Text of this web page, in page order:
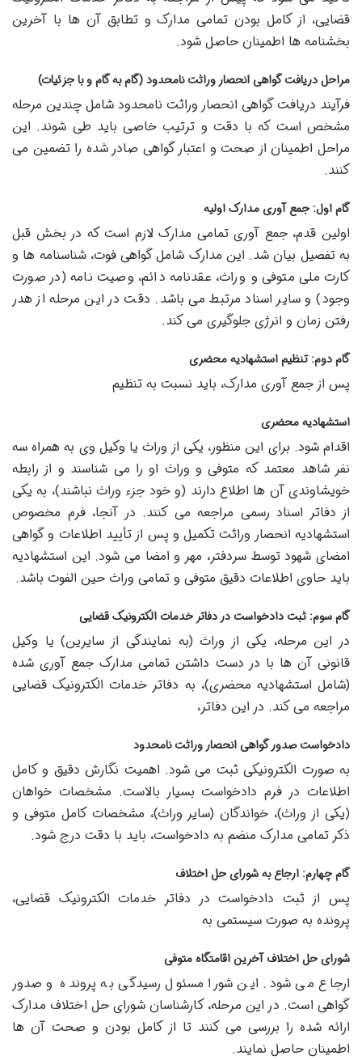
قضایی، از کامل بودن تمامی مدارک و تطابق آن ها با آخرین
بخشنامه ها اطمینان حاصل شود.
مراحل دریافت گواهی انحصار وراثت نامحدود (گام به گام و با جزئیات)
فرآیند دریافت گواهی انحصار وراثت نامحدود شامل چندین مرحله
مشخص است که با دقت و ترتیب خاصی باید طی شوند. این
مراحل اطمینان از صحت و اعتبار گواهی صادر شده را تضمین می
کنند.
گام اول: جمع آوری مدارک اولیه
اولین قدم، جمع آوری تمامی مدارک لازم است که در بخش قبل
به تفصیل بیان شد. این مدارک شامل گواهی فوت، شناسنامه ها و
کارت ملی متوفی و وراث، عقدنامه دائم، وصیت نامه (در صورت
وجود) و سایر اسناد مرتبط می باشد. دقت در این مرحله از هدر
رفتن زمان و انرژی جلوگیری می کند.
گام دوم: تنظیم استشهادیه محضری
پس از جمع آوری مدارک، باید نسبت به تنظیم
استشهادیه محضری
اقدام شود. برای این منظور، یکی از وراث یا وکیل وی به همراه سه
نفر شاهد معتمد که متوفی و وراث او را می شناسند و از رابطه
خویشاوندی آن ها اطلاع دارند (و خود جزء وراث نباشند)، به یکی
از دفاتر اسناد رسمی مراجعه می کنند. در آنجا، فرم مخصوص
استشهادیه انحصار وراثت تکمیل و پس از تأیید اطلاعات و گواهی
امضای شهود توسط سردفتر، مهر و امضا می شود. این استشهادیه
باید حاوی اطلاعات دقیق متوفی و تمامی وراث حین الفوت باشد.
گام سوم: ثبت دادخواست در دفاتر خدمات الکترونیک قضایی
در این مرحله، یکی از وراث (به نمایندگی از سایرین) یا وکیل
قانونی آن ها با در دست داشتن تمامی مدارک جمع آوری شده
(شامل استشهادیه محضری)، به دفاتر خدمات الکترونیک قضایی
مراجعه می کند. در این دفاتر،
دادخواست صدور گواهی انحصار وراثت نامحدود
به صورت الکترونیکی ثبت می شود. اهمیت نگارش دقیق و کامل
اطلاعات در فرم دادخواست بسیار بالاست. مشخصات خواهان
(یکی از وراث)، خواندگان (سایر وراث)، مشخصات کامل متوفی و
ذکر تمامی مدارک منضم به دادخواست، باید با دقت درج شود.
گام چهارم: ارجاع به شورای حل اختلاف
پس از ثبت دادخواست در دفاتر خدمات الکترونیک قضایی،
پرونده به صورت سیستمی به
شورای حل اختلاف آخرین اقامتگاه متوفی
ارجاع می شود. این شورا مسئول رسیدگی به پرونده و صدور
گواهی است. در این مرحله، کارشناسان شورای حل اختلاف مدارک
ارائه شده را بررسی می کنند تا از کامل بودن و صحت آن ها
اطمینان حاصل نمایند.